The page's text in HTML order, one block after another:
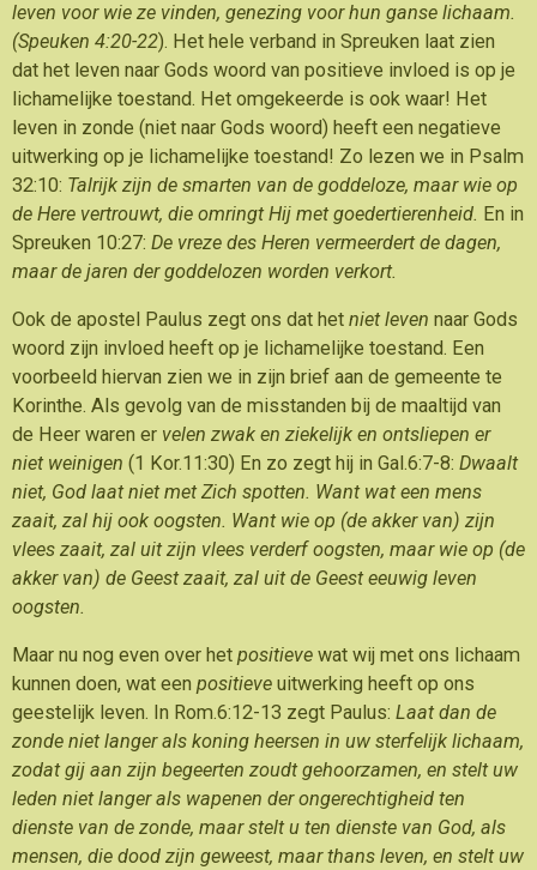
leven voor wie ze vinden, genezing voor hun ganse lichaam.
(Speuken 4:20-22). Het hele verband in Spreuken laat zien
dat het leven naar Gods woord van positieve invloed is op je
lichamelijke toestand. Het omgekeerde is ook waar! Het
leven in zonde (niet naar Gods woord) heeft een negatieve
uitwerking op je lichamelijke toestand! Zo lezen we in Psalm
32:10: Talrijk zijn de smarten van de goddeloze, maar wie op
de Here vertrouwt, die omringt Hij met goedertierenheid. En in
Spreuken 10:27: De vreze des Heren vermeerdert de dagen,
maar de jaren der goddelozen worden verkort.
Ook de apostel Paulus zegt ons dat het niet leven naar Gods
woord zijn invloed heeft op je lichamelijke toestand. Een
voorbeeld hiervan zien we in zijn brief aan de gemeente te
Korinthe. Als gevolg van de misstanden bij de maaltijd van
de Heer waren er velen zwak en ziekelijk en ontsliepen er
niet weinigen (1 Kor.11:30) En zo zegt hij in Gal.6:7-8: Dwaalt
niet, God laat niet met Zich spotten. Want wat een mens
zaait, zal hij ook oogsten. Want wie op (de akker van) zijn
vlees zaait, zal uit zijn vlees verderf oogsten, maar wie op (de
akker van) de Geest zaait, zal uit de Geest eeuwig leven
oogsten.
Maar nu nog even over het positieve wat wij met ons lichaam
kunnen doen, wat een positieve uitwerking heeft op ons
geestelijk leven. In Rom.6:12-13 zegt Paulus: Laat dan de
zonde niet langer als koning heersen in uw sterfelijk lichaam,
zodat gij aan zijn begeerten zoudt gehoorzamen, en stelt uw
leden niet langer als wapenen der ongerechtigheid ten
dienste van de zonde, maar stelt u ten dienste van God, als
mensen, die dood zijn geweest, maar thans leven, en stelt uw